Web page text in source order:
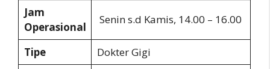
Jam
Operasional
Senin s.d Kamis, 14.00 – 16.00
Tipe
Dokter Gigi